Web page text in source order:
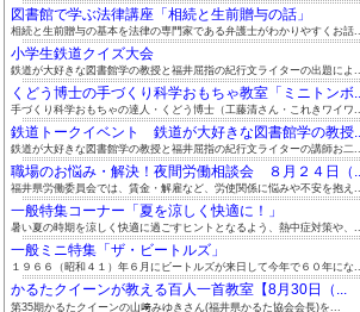
図書館で学ぶ法律講座「相続と生前贈与の話」
相続と生前贈与の基本を法律の専門家である弁護士がわかりやすくお話...
小学生鉄道クイズ大会
鉄道が大好きな図書館学の教授と福井屈指の紀行文ライターの出題によ...
くどう博士の手づくり科学おもちゃ教室「ミニトンボ...
手づくり科学おもちゃの達人・くどう博士（工藤清さん・これきワイワ...
鉄道トークイベント 鉄道が大好きな図書館学の教授...
鉄道が大好きな図書館学の教授と福井屈指の紀行文ライターの講師お二...
職場のお悩み・解決！夜間労働相談会 ８月２４日（...
福井県労働委員会では、賃金・解雇など、労使関係に悩みや不安を抱え...
一般特集コーナー「夏を涼しく快適に！」
暑い夏の時期を涼しく快適に過ごすヒントとなるよう、熱中症対策や、...
一般ミニ特集「ザ・ビートルズ」
１９６６（昭和４１）年６月にビートルズが来日して今年で６０年にな...
かるたクイーンが教える百人一首教室【8月30日（...
第35期かるたクイーンの山﨑みゆきさん(福井県かるた協会会長)を...